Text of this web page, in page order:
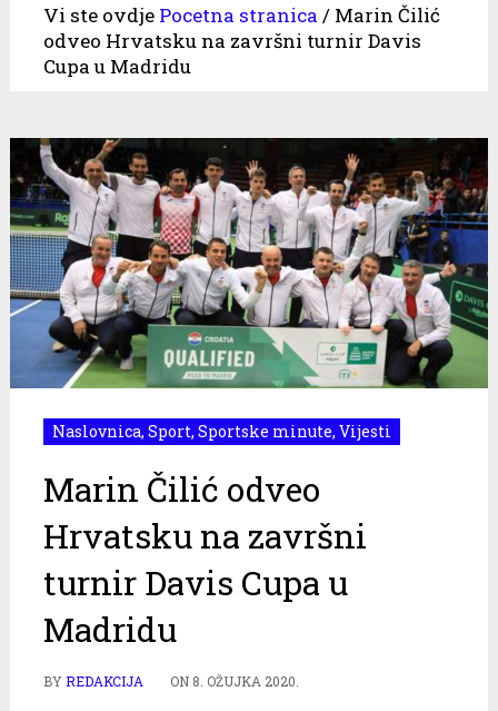
Vi ste ovdje Pocetna stranica / Marin Čilić
odveo Hrvatsku na završni turnir Davis
Cupa u Madridu
Naslovnica, Sport, Sportske minute, Vijesti
Marin Čilić odveo
Hrvatsku na završni
turnir Davis Cupa u
Madridu
BYREDAKCIJA ON 8. OŽUJKA 2020.